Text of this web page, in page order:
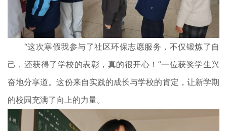
“这次寒假我参与了社区环保志愿服务，不仅锻炼了自
己，还获得了学校的表彰，真的很开心！”一位获奖学生兴
奋地分享道。这份来自实践的成长与学校的肯定，让新学期
的校园充满了向上的力量。